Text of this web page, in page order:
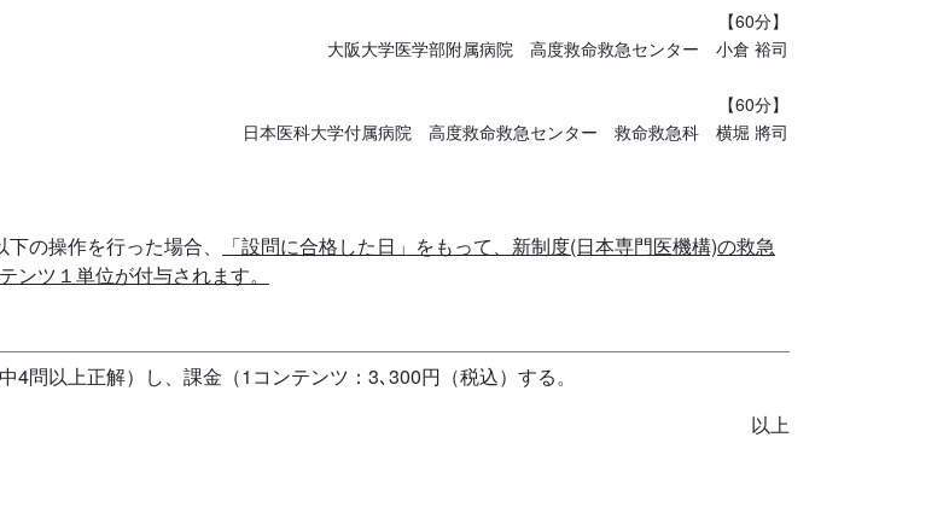
【60分】
大阪大学医学部附属病院 高度救命救急センター 小倉 裕司
【60分】
日本医科大学付属病院 高度救命救急センター 救命救急科 横堀 將司
の操作を行った場合、
「設問に合格した日」をもって、新制度(日本専門医機構)の救急
ツ１単位が付与されます。
問以上正解）し、課金（1コンテンツ：3､300円（税込）する。
以上